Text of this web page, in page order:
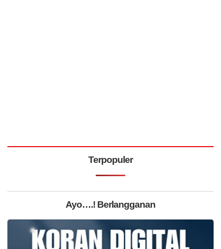
Terpopuler
Ayo….! Berlangganan